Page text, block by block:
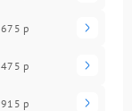
675 р
475 р
915 р